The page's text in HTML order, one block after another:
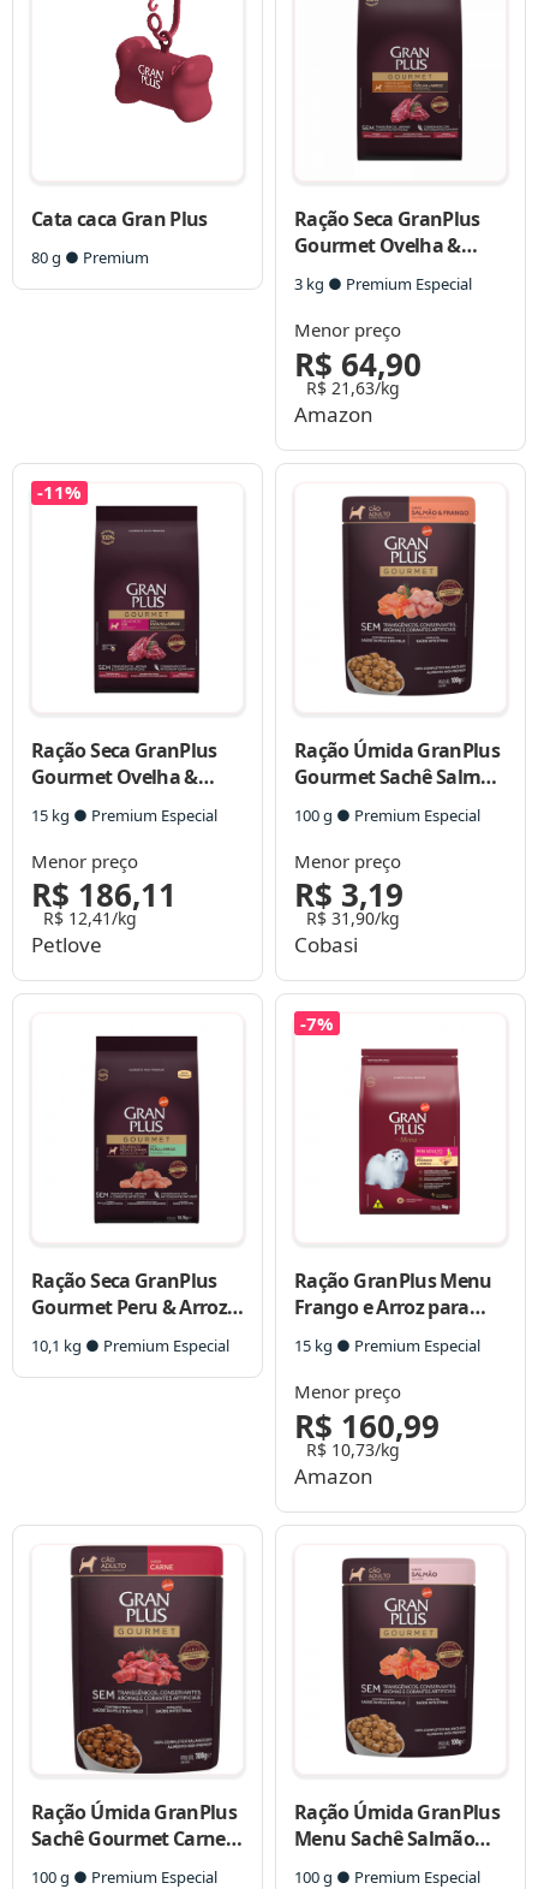
Cata caca Gran Plus
80 g ● Premium
Ração Seca GranPlus
Gourmet Ovelha &
Arroz para Cães
Filhotes Raças Médias e
Grandes
3 kg ● Premium Especial
Menor preço
R$ 64,90
R$ 21,63/kg
Amazon
Ração Seca GranPlus
Gourmet Ovelha &
Arroz para Cães Adultos
Raças Mini
15 kg ● Premium Especial
Menor preço
R$ 186,11
R$ 12,41/kg
-11%
Petlove
Ração Úmida GranPlus
Gourmet Sachê Salmão
& Frango para Cães
Adultos
100 g ● Premium Especial
Menor preço
R$ 3,19
R$ 31,90/kg
Cobasi
Ração Seca GranPlus
Gourmet Peru & Arroz
para Cães Adultos
Raças Médias e
Grandes
10,1 kg ● Premium Especial
Ração GranPlus Menu
Frango e Arroz para
Cães Adultos Mini e
Pequenas
15 kg ● Premium Especial
Menor preço
R$ 160,99
R$ 10,73/kg
-7%
Amazon
Ração Úmida GranPlus
Sachê Gourmet Carne
para Cães Adultos
100 g ● Premium Especial
Ração Úmida GranPlus
Menu Sachê Salmão
para Cães Adultos
100 g ● Premium Especial